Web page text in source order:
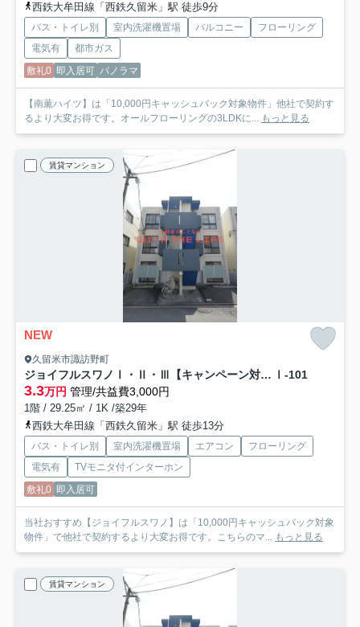
西鉄大牟田線「西鉄久留米」駅 徒歩9分
バス・トイレ別 室内洗濯機置場 バルコニー
フローリング
電気有
都市ガス
敷礼0 即入居可 パノラマ
【南薫ハイツ】は「10,000円キャッシュバック対象物件」他社で契約す
るより大変お得です。オールフローリングの3LDKに... もっと見る
賃貸マンション
NEW
久留米市諏訪野町
ジョイフルスワノⅠ・Ⅱ・Ⅲ【キャンペーン対象物件】 Ⅰ-101
3.3万円 管理/共益費3,000円
1階 / 29.25㎡ / 1K /築29年
西鉄大牟田線「西鉄久留米」駅 徒歩13分
バス・トイレ別 室内洗濯機置場 エアコン
フローリング
電気有
TVモニタ付インターホン
敷礼0 即入居可
当社おすすめ【ジョイフルスワノ】は「10,000円キャッシュバック対象
物件」で他社で契約するより大変お得です。こちらのマ... もっと見る
賃貸マンション